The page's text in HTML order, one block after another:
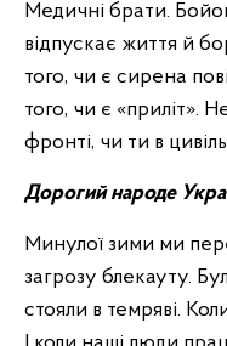
Медичні брати.
відпускає життя й
того, чи є сирена
того, чи є «приліт».
фронті, чи ти в
Дорогий народе
Минулої зими ми
загрозу блекауту.
стояли в темряві.